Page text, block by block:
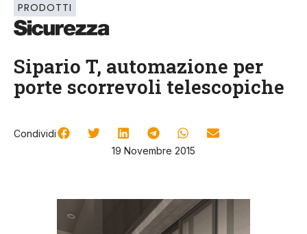
PRODOTTI
Sipario T, automazione per
porte scorrevoli telescopiche
Condividi
19 Novembre 2015